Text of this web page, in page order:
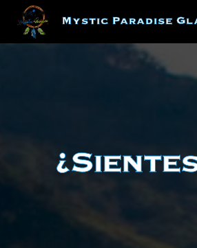
Skip
to
content
Mystic Paradise